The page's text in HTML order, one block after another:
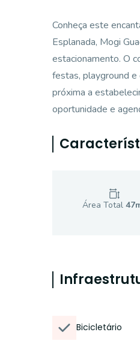
Conheça este
Esplanada, Mogi
estacionamento. O
festas, playground e
próxima a
oportunidade e
Área Total 47
Bicicletário